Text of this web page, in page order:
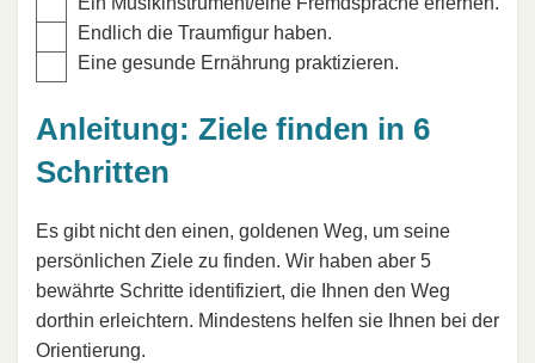
Endlich die Traumfigur haben.
Eine gesunde Ernährung praktizieren.
Anleitung: Ziele finden in 6
Schritten
Es gibt nicht den einen, goldenen Weg, um seine
persönlichen Ziele zu finden. Wir haben aber 5
bewährte Schritte identifiziert, die Ihnen den Weg
dorthin erleichtern. Mindestens helfen sie Ihnen bei der
Orientierung.